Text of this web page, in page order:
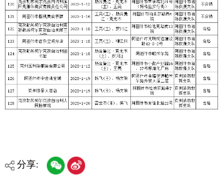
新公网安备65300102000007号 新ICP备2022000247号
政府网站标识码：6530000002 法律声明 关于我们